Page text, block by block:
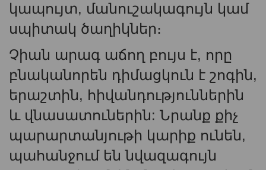
կապույտ, մանուշակագույն կամ
սպիտակ ծաղիկներ։
Չիան արագ աճող բույս ​​է, որը
բնականորեն դիմացկուն է շոգին,
երաշտին, հիվանդություններին
և վնասատուներին: Նրանք քիչ
պարարտանյութի կարիք ունեն,
պահանջում են նվազագույն